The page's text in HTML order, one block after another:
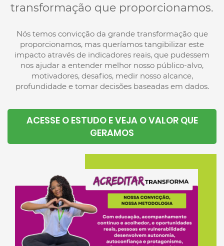
transformação que proporcionamos.
Nós temos convicção da grande transformação que
proporcionamos, mas queríamos tangibilizar este
impacto através de indicadores reais, que pudessem
nos ajudar a entender melhor nosso público-alvo,
motivadores, desafios, medir nosso alcance,
profundidade e tomar decisões baseadas em dados.
ACESSE O ESTUDO E VEJA O VALOR QUE
GERAMOS